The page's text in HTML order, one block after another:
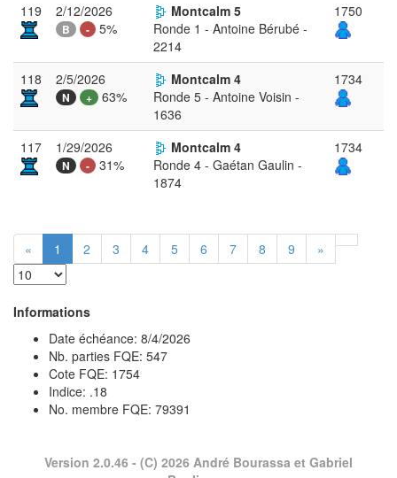
119 2/12/2026
B - 5%
Montcalm 5
Ronde 1 - Antoine Bérubé -
2214
1750
118 2/5/2026
N + 63%
Montcalm 4
Ronde 5 - Antoine Voisin -
1636
1734
117 1/29/2026
N - 31%
Montcalm 4
Ronde 4 - Gaétan Gaulin -
1874
1734
« 1 2 3 4 5 6 7 8 9 »
Informations
Date échéance: 8/4/2026
Nb. parties FQE: 547
Cote FQE: 1754
Indice: .18
No. membre FQE: 79391
Version 2.0.46 - (C) 2026 André Bourassa et Gabriel